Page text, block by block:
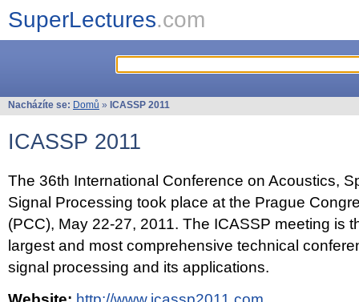
SuperLectures.com
Nacházíte se: Domů » ICASSP 2011
ICASSP 2011
The 36th International Conference on Acoustics,
Signal Processing took place at the Prague
(PCC), May 22-27, 2011. The ICASSP meeting is
largest and most comprehensive technical
signal processing and its applications.